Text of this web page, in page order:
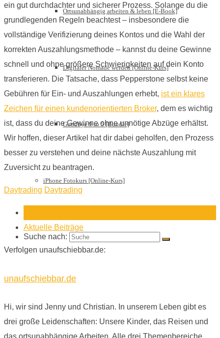
Ortsunabhängig arbeiten & leben [E-Book]
Digitaler Nomade werden [Online-Kurs]
Goodbye 9 to 5 [Bundle]
iPhone Fotokurs [Online-Kurs]
Suche nach:
ein gut durchdachter und sicherer Prozess. Solange du die
grundlegenden Regeln beachtest – insbesondere die
vollständige Verifizierung deines Kontos und die Wahl der
korrekten Auszahlungsmethode – kannst du deine Gewinne
schnell und ohne größere Schwierigkeiten auf dein Konto
transferieren. Die Tatsache, dass Pepperstone selbst keine
Gebühren für Ein- und Auszahlungen erhebt, ist ein klares
Zeichen für einen kundenorientierten Broker, dem es wichtig
ist, dass du deine Gewinne ohne unnötige Abzüge erhältst.
Wir hoffen, dieser Artikel hat dir dabei geholfen, den Prozess
besser zu verstehen und deine nächste Auszahlung mit
Zuversicht zu beantragen.
Daytrading Daytrading
Aktuelle Beiträge
Verfolgen unaufschiebbar.de:
unaufschiebbar.de
Hi, wir sind Jenny und Christian. In unserem Leben gibt es
drei große Leidenschaften: Unsere Kinder, das Reisen und
das ortsunabhängige Arbeiten. Alle drei Themenbereiche